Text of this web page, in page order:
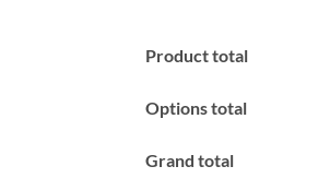
Product total
Options total
Grand total